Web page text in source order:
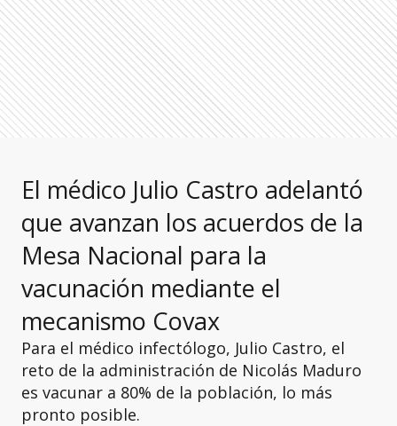
El médico Julio Castro adelantó
que avanzan los acuerdos de la
Mesa Nacional para la
vacunación mediante el
mecanismo Covax
Para el médico infectólogo, Julio Castro, el
reto de la administración de Nicolás Maduro
es vacunar a 80% de la población, lo más
pronto posible.